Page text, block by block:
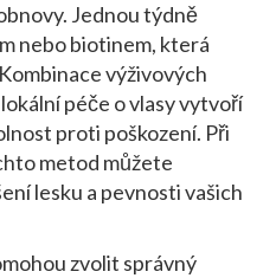
Jednou týdně
nebo biotinem, která
výživových
péče o vlasy vytvoří
proti poškození. Při
metod můžete
lesku a pevnosti vašich
zvolit správný